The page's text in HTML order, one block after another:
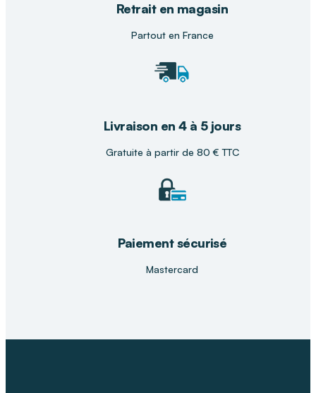
Retrait en magasin
Partout en France
Livraison en 4 à 5 jours
Gratuite à partir de 80 € TTC
Paiement sécurisé
Mastercard